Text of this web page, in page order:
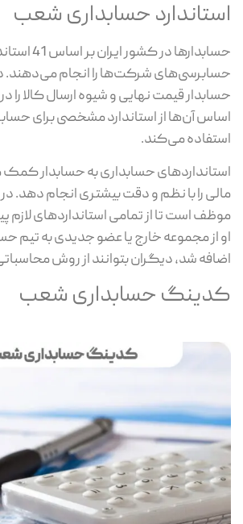
استاندارد حسابداری شعب
حسابدارها در
حسابرسی‌های شرکت‌ها را انجام می‌دهند.
حسابدار قیمت نهایی و شیوه ارسال کالا را
اساس آن‌ها از استاندارد مشخصی برای
استفاده می‌کند.
استانداردهای حسابداری به حسابدار
مالی را با نظم و دقت بیشتری انجام دهد.
موظف است تا از تمامی استانداردهای لازم
او از مجموعه خارج یا عضو جدیدی به تیم
اضافه شد، دیگران بتوانند از روش
کدینگ حسابداری شعب